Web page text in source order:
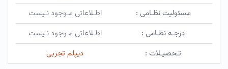
مسئولیت نظـامی :
اطـلاعاتی مـوجود نـیست
درجـه نظـامی :
اطـلاعاتی مـوجود نـیست
تـحصیـلات :
دیپلم تجربی